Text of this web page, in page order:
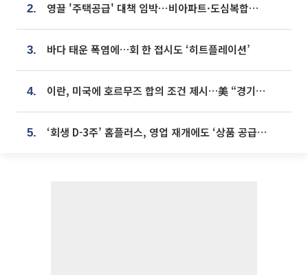
2. 영끌 '주택공급' 대책 임박⋯비아파트·도심복합까지 총동원
3. 바다 태운 폭염에…회 한 접시도 ‘히트플레이션’
4. 이란, 미국에 호르무즈 합의 조건 제시…美 “경기 아직 안 끝나” [종합]
5. ‘회생 D-3주’ 홈플러스, 영업 재개에도 ‘상품 공급망’ 복구가 생존 관건